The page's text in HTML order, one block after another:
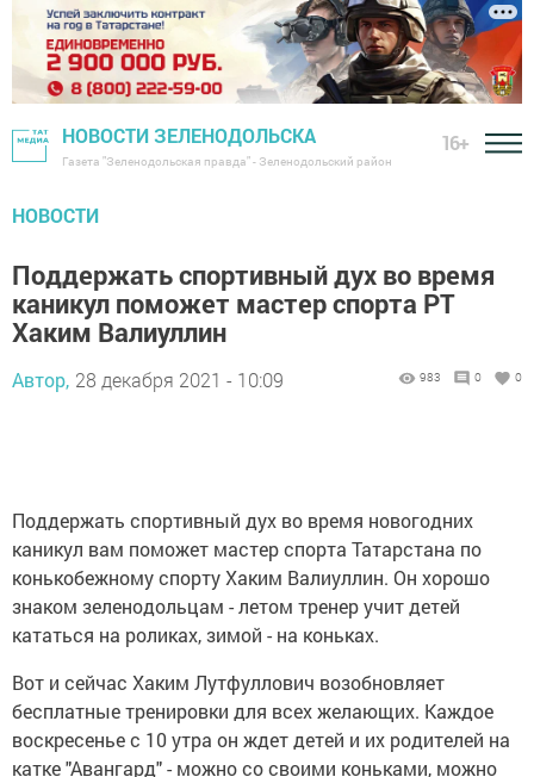
НОВОСТИ ЗЕЛЕНОДОЛЬСКА
Газета "Зеленодольская правда" - Зеленодольский район
16+
НОВОСТИ
Поддержать спортивный дух во время
каникул поможет мастер спорта РТ
Хаким Валиуллин
Автор, 28 декабря 2021 - 10:09 983 0 0
Поддержать спортивный дух во время новогодних
каникул вам поможет мастер спорта Татарстана по
конькобежному спорту Хаким Валиуллин. Он хорошо
знаком зеленодольцам - летом тренер учит детей
кататься на роликах, зимой - на коньках.
Вот и сейчас Хаким Лутфуллович возобновляет
бесплатные тренировки для всех желающих. Каждое
воскресенье с 10 утра он ждет детей и их родителей на
катке "Авангард" - можно со своими коньками, можно